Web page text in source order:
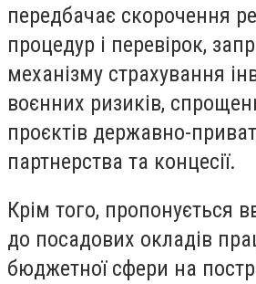
передбачає скорочення
процедур і перевірок,
механізму страхування
воєнних ризиків,
проєктів державно-
партнерства та концесії.
Крім того, пропонується
до посадових окладів
бюджетної сфери на